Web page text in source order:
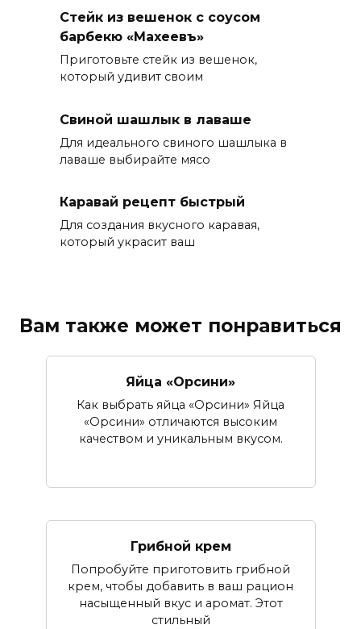
Стейк из вешенок с соусом
барбекю «Махеевъ»
Приготовьте стейк из вешенок,
который удивит своим
Свиной шашлык в лаваше
Для идеального свиного шашлыка в
лаваше выбирайте мясо
Каравай рецепт быстрый
Для создания вкусного каравая,
который украсит ваш
Вам также может понравиться
Яйца «Орсини»
Как выбрать яйца «Орсини» Яйца
«Орсини» отличаются высоким
качеством и уникальным вкусом.
Грибной крем
Попробуйте приготовить грибной
крем, чтобы добавить в ваш рацион
насыщенный вкус и аромат. Этот
стильный